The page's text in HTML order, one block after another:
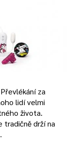
za
lidí velmi
života.
tradičně drží na